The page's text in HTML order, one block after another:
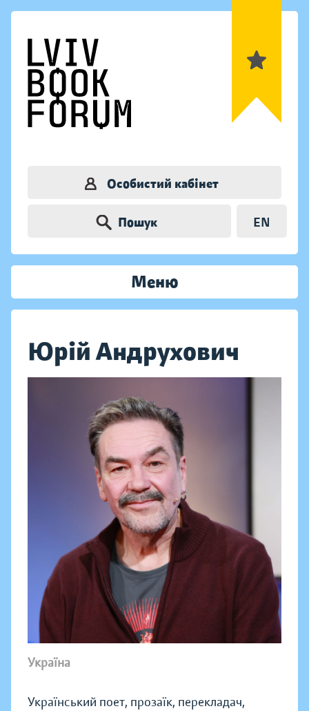
Особистий кабінет
Пошук EN
Меню
Юрій Андрухович
Україна
Український поет, прозаїк, перекладач,